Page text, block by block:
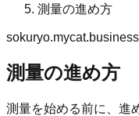
測量の進め方
sokuryo.mycat.business
測量の進め方
測量を始める前に、進